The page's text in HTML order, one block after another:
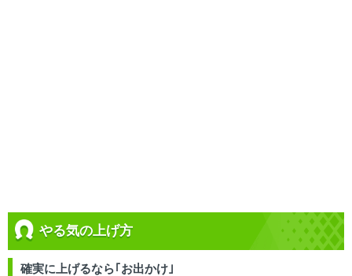
やる気の上げ方
確実に上げるなら｢お出かけ｣